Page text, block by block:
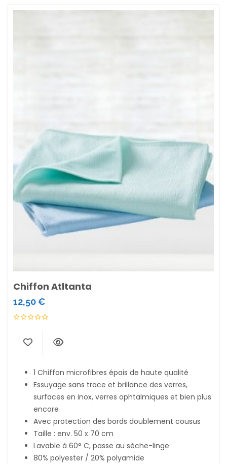
Chiffon Atltanta
12,50€
1 Chiffon microfibres épais de haute qualité
Essuyage sans trace et brillance des verres,
surfaces en inox, verres ophtalmiques et bien plus
encore
Avec protection des bords doublement cousus
Taille : env. 50 x 70 cm
Lavable à 60° C, passe au sèche-linge
80% polyester / 20% polyamide